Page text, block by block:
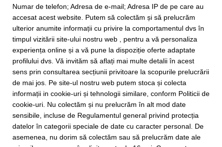
Numar de telefon; Adresa de e-mail; Adresa IP de pe care au
accesat acest website. Putem să colectăm și să prelucrăm
ulterior anumite informații cu privire la comportamentul dvs în
timpul vizitării site-ului nostru web , pentru a vă personaliza
experiența online și a vă pune la dispoziție oferte adaptate
profilului dvs. Vă invităm să aflați mai multe detalii în acest
sens prin consultarea secțiunii privitoare la scopurile prelucrării
de mai jos. Pe site-ul nostru web putem stoca și colecta
informații in cookie-uri și tehnologii similare, conform Politicii de
cookie-uri. Nu colectăm și nu prelucrăm în alt mod date
sensibile, incluse de Regulamentul general privind protecția
datelor în categorii speciale de date cu caracter personal. De
asemenea, nu dorim să colectăm sau să prelucrăm date ale